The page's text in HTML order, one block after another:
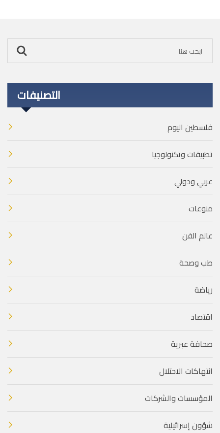
التصنيفات
فلسطين اليوم
تطبيقات وتكنولوجيا
عربي ودولي
منوعات
عالم الفن
طب وصحة
رياضة
اقتصاد
صحافة عبرية
انتهاكات الاحتلال
المؤسسات والشركات
شؤون إسرائيلية